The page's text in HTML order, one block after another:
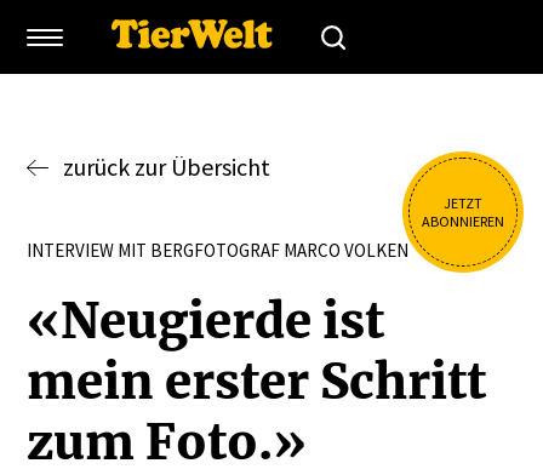
JETZT
ABONNIEREN
zurück zur Übersicht
INTERVIEW MIT BERGFOTOGRAF MARCO VOLKEN
«Neugierde ist
mein erster Schritt
zum Foto.»